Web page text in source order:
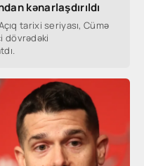
kənarlaşdırıldı
tarixi seriyası, Cümə
dövrədəki